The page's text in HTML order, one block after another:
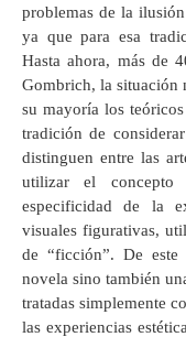
problemas de la
ya que para esa
Hasta ahora, más de
Gombrich, la situación
su mayoría los
tradición de
distinguen entre las
utilizar el
especificidad de la
visuales figurativas,
de “ficción”. De
novela sino también
tratadas simplemente
las experiencias